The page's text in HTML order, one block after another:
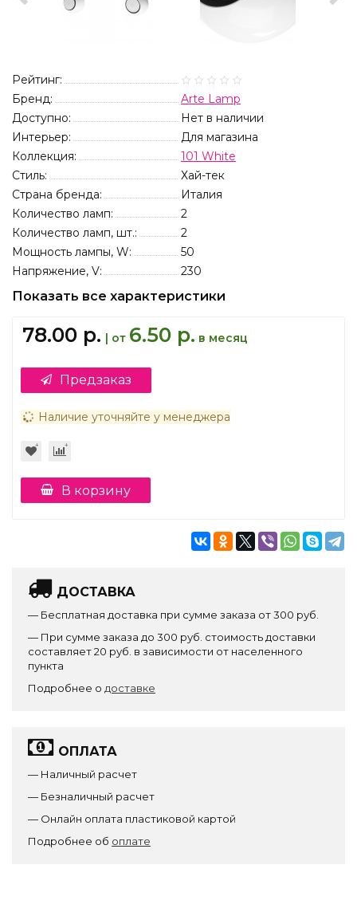
Рейтинг:
Бренд:
Arte Lamp
Доступно:
Нет в наличии
Интерьер:
Для магазина
Коллекция:
101 White
Стиль:
Хай-тек
Страна бренда:
Италия
Количество ламп:
2
Количество ламп, шт.:
2
Мощность лампы, W:
50
Напряжение, V:
230
Показать все характеристики
78.00 р. | от 6.50 р. в месяц
Предзаказ
Наличие уточняйте у менеджера
В корзину
ДОСТАВКА
— Бесплатная доставка при сумме заказа от 300 руб.
— При сумме заказа до 300 руб. стоимость доставки
составляет 20 руб. в зависимости от населенного
пункта
Подробнее о доставке
ОПЛАТА
— Наличный расчет
— Безналичный расчет
— Онлайн оплата пластиковой картой
Подробнее об оплате